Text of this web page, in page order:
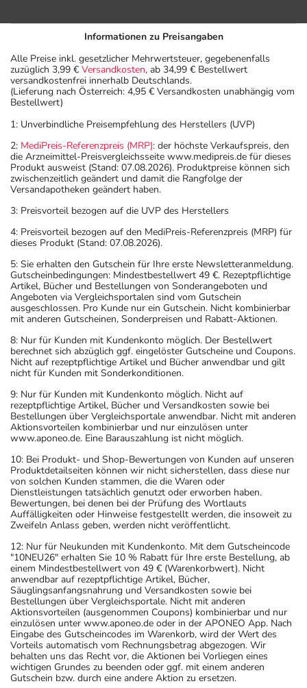
Informationen zu Preisangaben
Alle Preise inkl. gesetzlicher Mehrwertsteuer, gegebenenfalls
zuzüglich 3,99 € Versandkosten, ab 34,99 € Bestellwert
versandkostenfrei innerhalb Deutschlands.
(Lieferung nach Österreich: 4,95 € Versandkosten unabhängig vom
Bestellwert)
1: Unverbindliche Preisempfehlung des Herstellers (UVP)
2: MediPreis-Referenzpreis (MRP): der höchste Verkaufspreis, den
die Arzneimittel-Preisvergleichsseite www.medipreis.de für dieses
Produkt ausweist (Stand: 07.08.2026). Produktpreise können sich
zwischenzeitlich geändert und damit die Rangfolge der
Versandapotheken geändert haben.
3: Preisvorteil bezogen auf die UVP des Herstellers
4: Preisvorteil bezogen auf den MediPreis-Referenzpreis (MRP) für
dieses Produkt (Stand: 07.08.2026).
5: Sie erhalten den Gutschein für Ihre erste Newsletteranmeldung.
Gutscheinbedingungen: Mindestbestellwert 49 €. Rezeptpflichtige
Artikel, Bücher und Bestellungen von Sonderangeboten und
Angeboten via Vergleichsportalen sind vom Gutschein
ausgeschlossen. Pro Kunde nur ein Gutschein. Nicht kombinierbar
mit anderen Gutscheinen, Sonderpreisen und Rabatt-Aktionen.
8: Nur für Kunden mit Kundenkonto möglich. Der Bestellwert
berechnet sich abzüglich ggf. eingelöster Gutscheine und Coupons.
Nicht auf rezeptpflichtige Artikel und Bücher anwendbar und gilt
nicht für Kunden mit Sonderkonditionen.
9: Nur für Kunden mit Kundenkonto möglich. Nicht auf
rezeptpflichtige Artikel, Bücher und Versandkosten sowie bei
Bestellungen über Vergleichsportale anwendbar. Nicht mit anderen
Aktionsvorteilen kombinierbar und nur einzulösen unter
www.aponeo.de. Eine Barauszahlung ist nicht möglich.
10: Bei Produkt- und Shop-Bewertungen von Kunden auf unseren
Produktdetailseiten können wir nicht sicherstellen, dass diese nur
von solchen Kunden stammen, die die Waren oder
Dienstleistungen tatsächlich genutzt oder erworben haben.
Bewertungen, bei denen bei der Prüfung des Wortlauts
Auffälligkeiten oder Hinweise festgestellt werden, die insoweit zu
Zweifeln Anlass geben, werden nicht veröffentlicht.
12: Nur für Neukunden mit Kundenkonto. Mit dem Gutscheincode
"10NEU26" erhalten Sie 10 % Rabatt für Ihre erste Bestellung, ab
einem Mindestbestellwert von 49 € (Warenkorbwert). Nicht
anwendbar auf rezeptpflichtige Artikel, Bücher,
Säuglingsanfangsnahrung und Versandkosten sowie bei
Bestellungen über Vergleichsportale. Nicht mit anderen
Aktionsvorteilen (ausgenommen Coupons) kombinierbar und nur
einzulösen unter www.aponeo.de oder in der APONEO App. Nach
Eingabe des Gutscheincodes im Warenkorb, wird der Wert des
Vorteils automatisch vom Rechnungsbetrag abgezogen. Wir
behalten uns das Recht vor, die Aktionen bei Vorliegen eines
wichtigen Grundes zu beenden oder ggf. mit einem anderen
Gutschein bzw. durch eine andere Aktion zu ersetzen.